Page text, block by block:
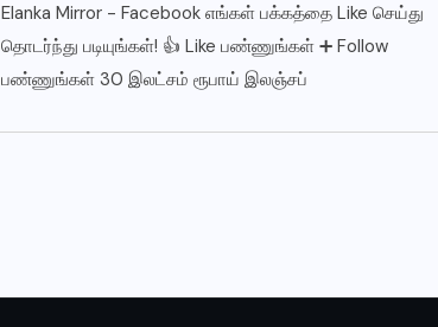
Elanka Mirror - Facebook எங்கள் பக்கத்தை Like செய்து
தொடர்ந்து படியுங்கள்! 👍 Like பண்ணுங்கள் ➕ Follow
பண்ணுங்கள் 30 இலட்சம் ரூபாய் இலஞ்சப்